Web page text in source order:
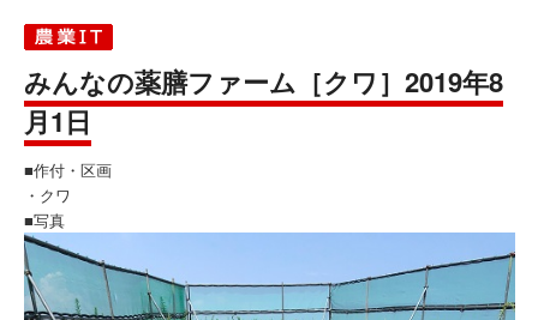
みんなの薬膳ファーム［クワ］2019年8
月1日
■作付・区画
・クワ
■写真